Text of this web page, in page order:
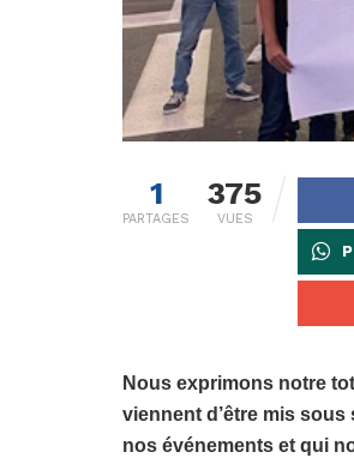
1
PARTAGES
375
VUES
Nous exprimons notre
viennent d’être mis
nos événements et qui